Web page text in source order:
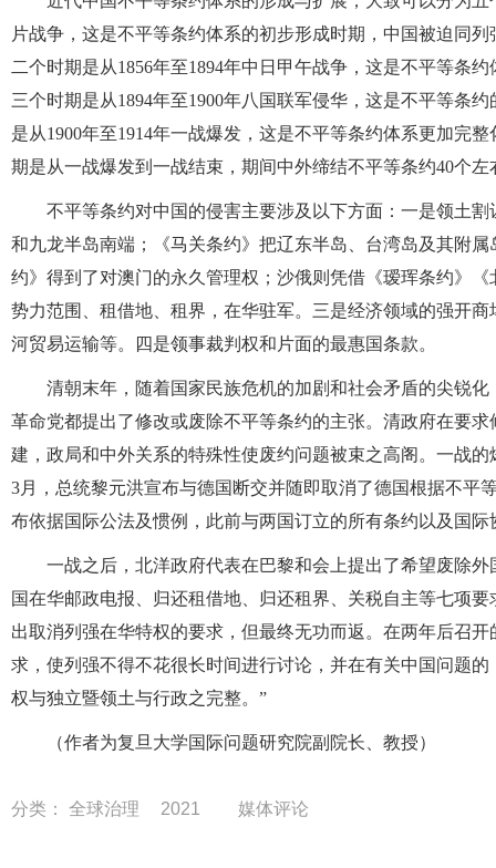
片战争，这是不平等条约体系的初步形成时期，中国被迫同
二个时期是从1856年至1894年中日甲午战争，这是不平等条
三个时期是从1894年至1900年八国联军侵华，这是不平等条
是从1900年至1914年一战爆发，这是不平等条约体系更加完
期是从一战爆发到一战结束，期间中外缔结不平等条约40个
不平等条约对中国的侵害主要涉及以下方面：一是领土
和九龙半岛南端；《马关条约》把辽东半岛、台湾岛及其附
约》得到了对澳门的永久管理权；沙俄则凭借《瑷珲条约》
势力范围、租借地、租界，在华驻军。三是经济领域的强开
河贸易运输等。四是领事裁判权和片面的最惠国条款。
清朝末年，随着国家民族危机的加剧和社会矛盾的尖锐
革命党都提出了修改或废除不平等条约的主张。清政府在要
建，政局和中外关系的特殊性使废约问题被束之高阁。一战
3月，总统黎元洪宣布与德国断交并随即取消了德国根据不平
布依据国际公法及惯例，此前与两国订立的所有条约以及国
一战之后，北洋政府代表在巴黎和会上提出了希望废除
国在华邮政电报、归还租借地、归还租界、关税自主等七项
出取消列强在华特权的要求，但最终无功而返。在两年后召
求，使列强不得不花很长时间进行讨论，并在有关中国问题
权与独立暨领土与行政之完整。”
（作者为复旦大学国际问题研究院副院长、教授）
分类： 全球治理 2021 媒体评论